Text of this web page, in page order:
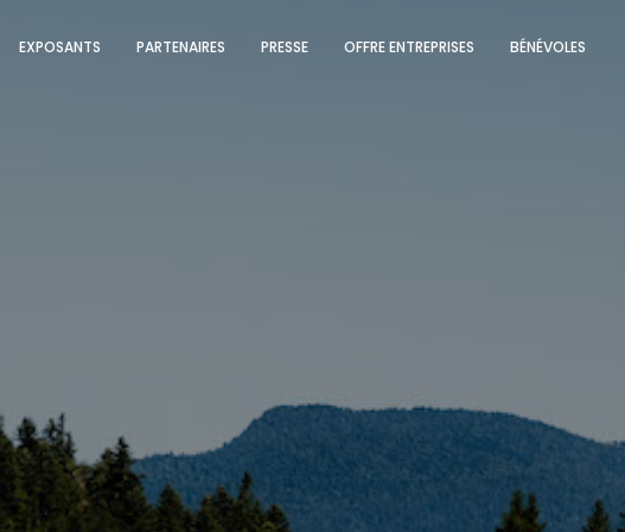
EXPOSANTS PARTENAIRES PRESSE OFFRE ENTREPRISES BÉNÉVOLES